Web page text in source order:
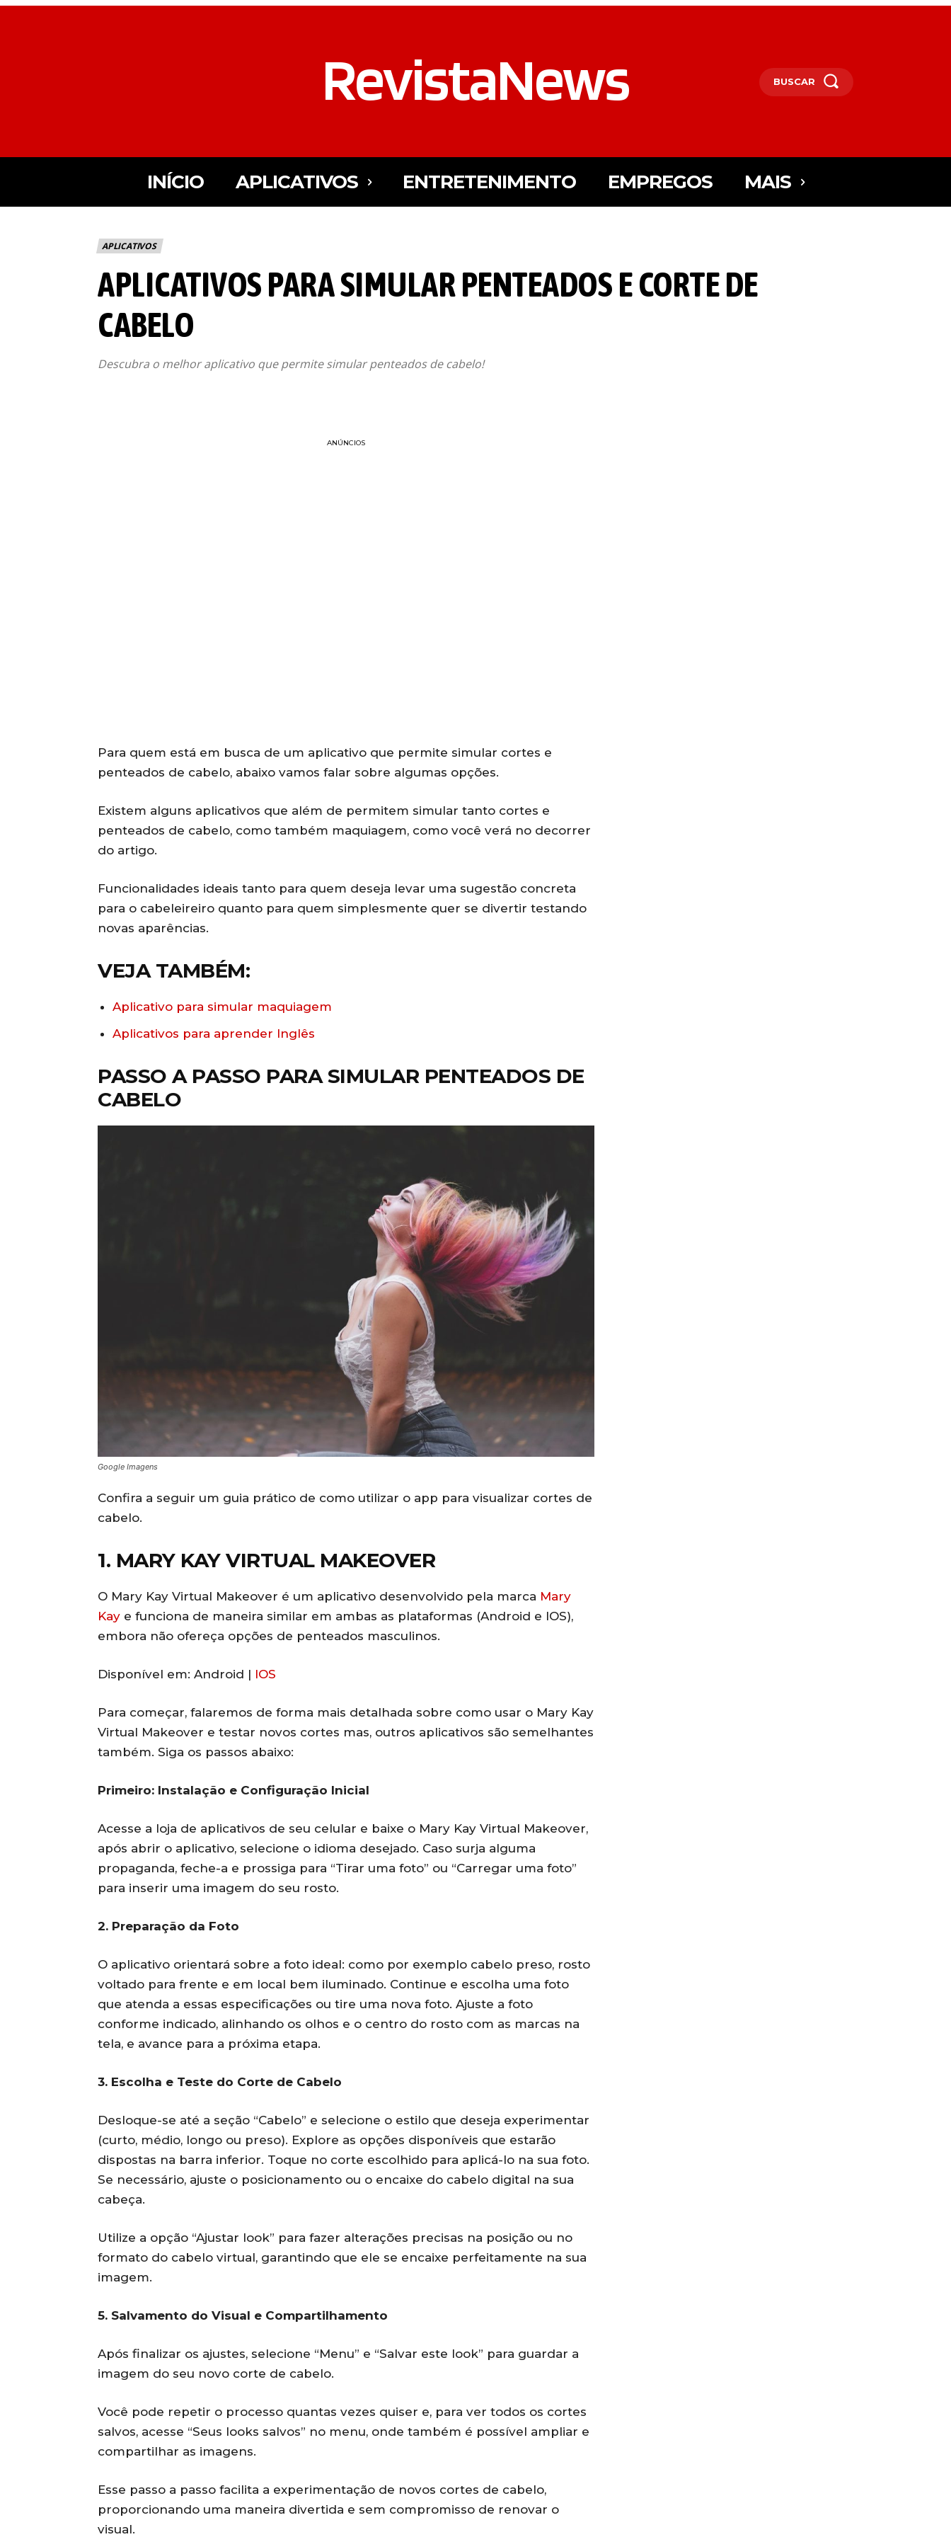
RevistaNews BUSCAR
INÍCIO APLICATIVOS ENTRETENIMENTO EMPREGOS MAIS
APLICATIVOS
APLICATIVOS PARA SIMULAR PENTEADOS E CORTE DE
CABELO
Descubra o melhor aplicativo que permite simular penteados de cabelo!
ANÚNCIOS
Para quem está em busca de um aplicativo que permite simular cortes e
penteados de cabelo, abaixo vamos falar sobre algumas opções.
Existem alguns aplicativos que além de permitem simular tanto cortes e
penteados de cabelo, como também maquiagem, como você verá no decorrer
do artigo.
Funcionalidades ideais tanto para quem deseja levar uma sugestão concreta
para o cabeleireiro quanto para quem simplesmente quer se divertir testando
novas aparências.
VEJA TAMBÉM:
Aplicativo para simular maquiagem
Aplicativos para aprender Inglês
PASSO A PASSO PARA SIMULAR PENTEADOS DE
CABELO
Google Imagens
Confira a seguir um guia prático de como utilizar o app para visualizar cortes de
cabelo.
1. MARY KAY VIRTUAL MAKEOVER
O Mary Kay Virtual Makeover é um aplicativo desenvolvido pela marca Mary
Kay e funciona de maneira similar em ambas as plataformas (Android e IOS),
embora não ofereça opções de penteados masculinos.
Disponível em: Android | IOS
Para começar, falaremos de forma mais detalhada sobre como usar o Mary Kay
Virtual Makeover e testar novos cortes mas, outros aplicativos são semelhantes
também. Siga os passos abaixo:
Primeiro: Instalação e Configuração Inicial
Acesse a loja de aplicativos de seu celular e baixe o Mary Kay Virtual Makeover,
após abrir o aplicativo, selecione o idioma desejado. Caso surja alguma
propaganda, feche-a e prossiga para “Tirar uma foto” ou “Carregar uma foto”
para inserir uma imagem do seu rosto.
2. Preparação da Foto
O aplicativo orientará sobre a foto ideal: como por exemplo cabelo preso, rosto
voltado para frente e em local bem iluminado. Continue e escolha uma foto
que atenda a essas especificações ou tire uma nova foto. Ajuste a foto
conforme indicado, alinhando os olhos e o centro do rosto com as marcas na
tela, e avance para a próxima etapa.
3. Escolha e Teste do Corte de Cabelo
Desloque-se até a seção “Cabelo” e selecione o estilo que deseja experimentar
(curto, médio, longo ou preso). Explore as opções disponíveis que estarão
dispostas na barra inferior. Toque no corte escolhido para aplicá-lo na sua foto.
Se necessário, ajuste o posicionamento ou o encaixe do cabelo digital na sua
cabeça.
Utilize a opção “Ajustar look” para fazer alterações precisas na posição ou no
formato do cabelo virtual, garantindo que ele se encaixe perfeitamente na sua
imagem.
5. Salvamento do Visual e Compartilhamento
Após finalizar os ajustes, selecione “Menu” e “Salvar este look” para guardar a
imagem do seu novo corte de cabelo.
Você pode repetir o processo quantas vezes quiser e, para ver todos os cortes
salvos, acesse “Seus looks salvos” no menu, onde também é possível ampliar e
compartilhar as imagens.
Esse passo a passo facilita a experimentação de novos cortes de cabelo,
proporcionando uma maneira divertida e sem compromisso de renovar o
visual.